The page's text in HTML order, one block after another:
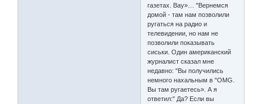
газетах. Вау»… "Вернемся
домой - там нам позволили
ругаться на радио и
телевидении, но нам не
позволили показывать
сиськи. Один американский
журналист сказал мне
недавно: "Вы получились
немного нахальным в "OMG.
Вы там ругаетесь». А я
ответил:" Да? Если вы